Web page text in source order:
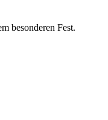
besonderen Fest.